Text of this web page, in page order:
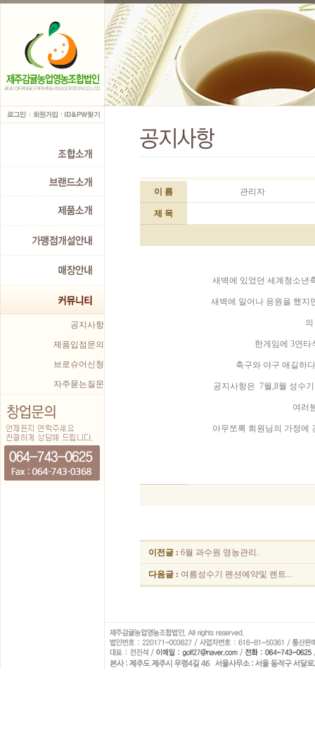
공지사항
제품입점문의
브로슈어신청
자주묻는질문
이 름 관리자
제 목
새벽에 있었던 세계청소년
새벽에 일어나 응원을 했지
한게임에 3연타
축구와 야구 애길하
공지사항은 7월,8월 성수
여러
아무쪼록 회원님의 가정에
이전글 : 6월 과수원 영농관리.
다음글 : 여름성수기 펜션예약및 렌트...